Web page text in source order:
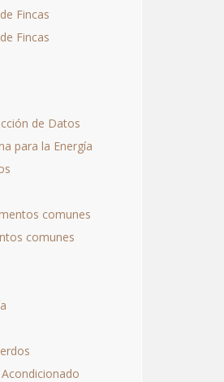
Fincas
Fincas
de Datos
para la Energía
comunes
comunes